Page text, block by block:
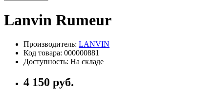
Lanvin Rumeur
Производитель: LANVIN
Код товара: 000000881
Доступность: На складе
4 150 руб.